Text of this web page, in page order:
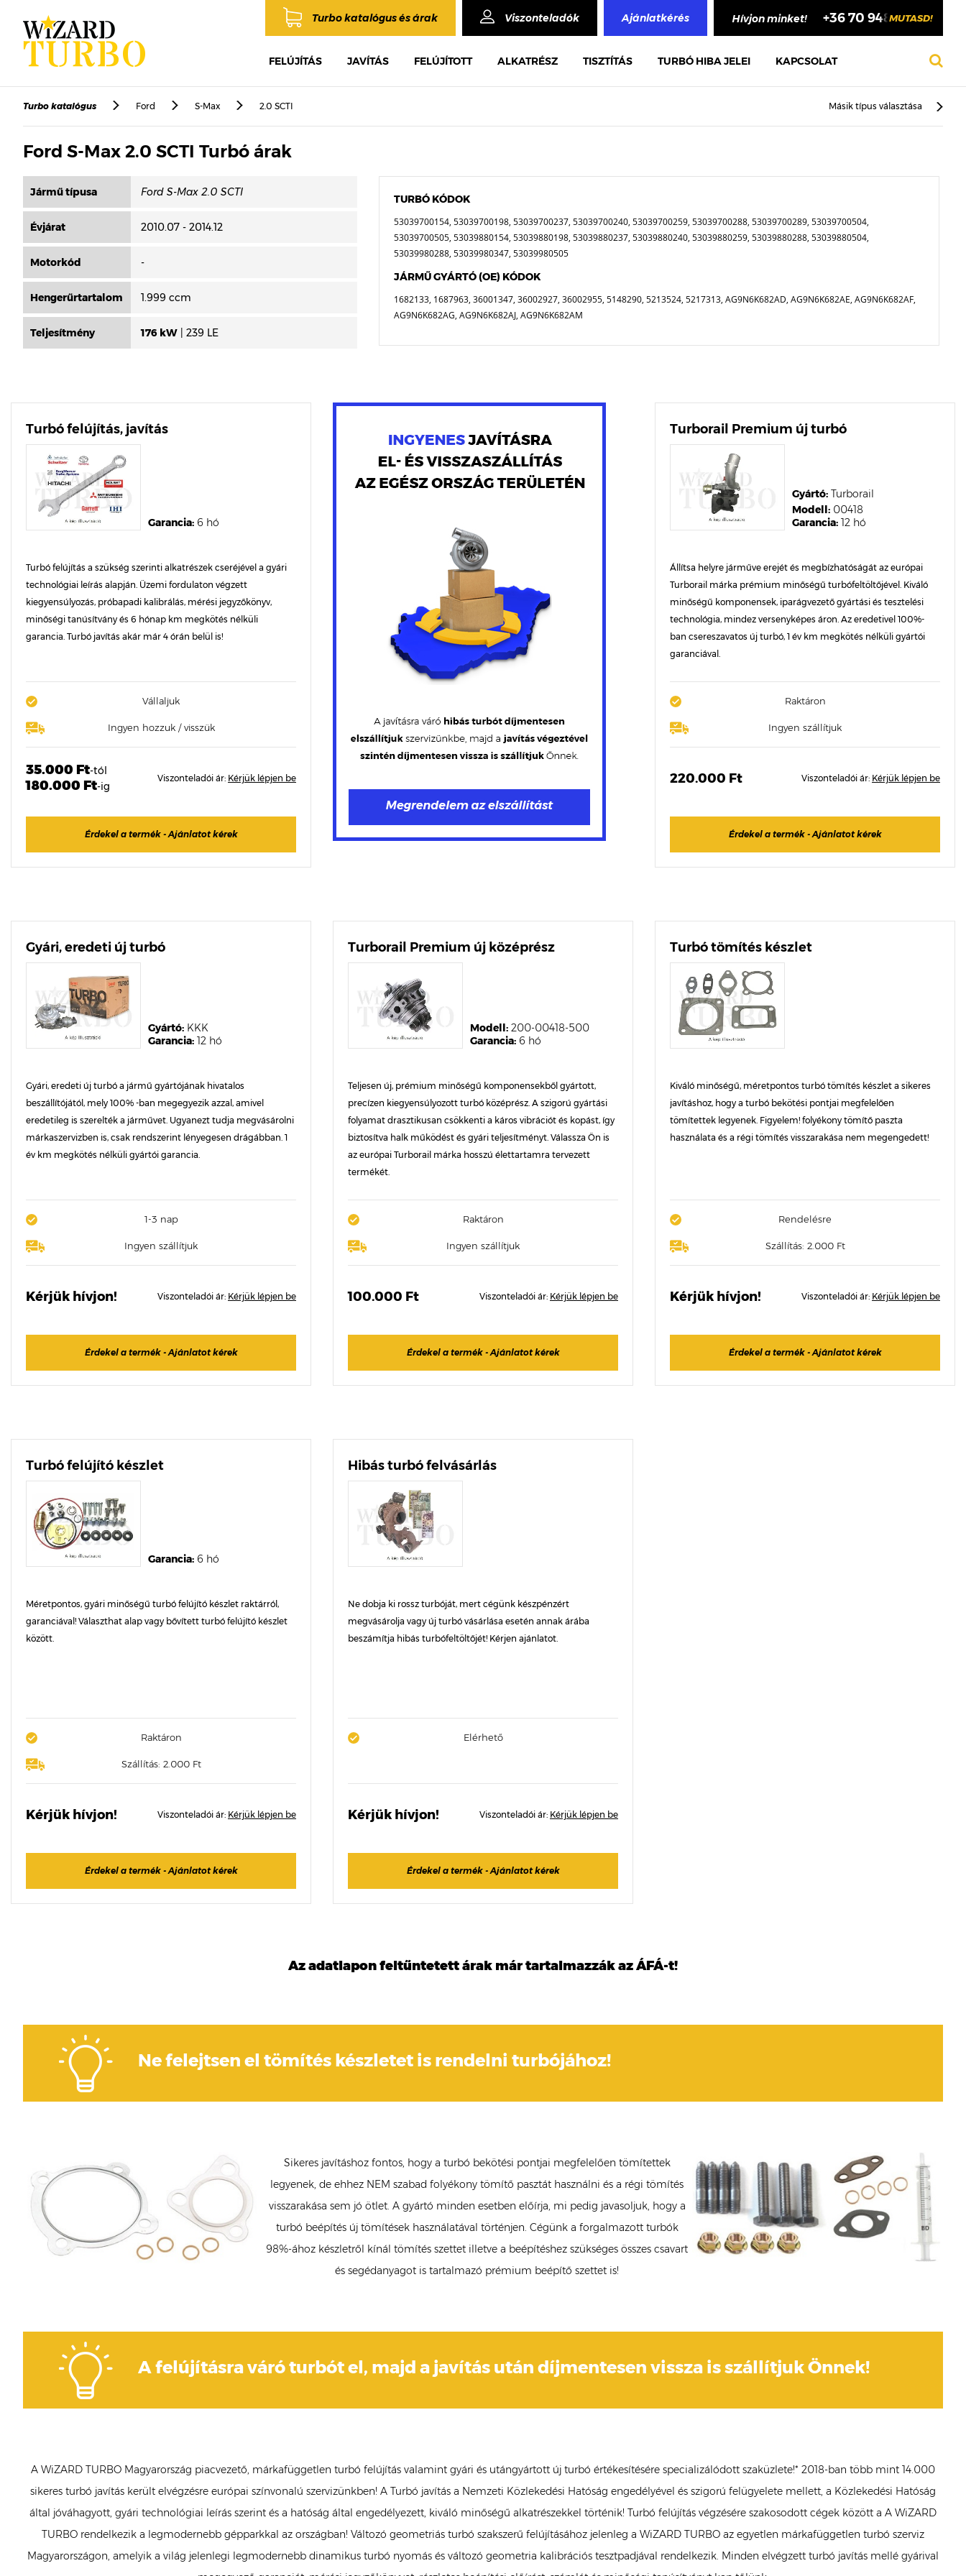
Turbo katalógus és árak Viszonteladók Ajánlatkérés Hívjon minket! +36 70 948 4748
MUTASD!
FELÚJÍTÁS JAVÍTÁS FELÚJÍTOTT ALKATRÉSZ TISZTÍTÁS TURBÓ HIBA JELEI KAPCSOLAT
Turbo katalógus Ford S-Max 2.0 SCTI Másik típus választása
Ford S-Max 2.0 SCTI Turbó árak
Jármű típusa
Évjárat 2010.07 - 2014.12
Motorkód -
Hengerűrtartalom 1.999 ccm
Teljesítmény 176 kW | 239 LE
TURBÓ KÓDOK
53039700154, 53039700198, 53039700237, 53039700240, 53039700259, 53039700288, 53039700289, 53039700504,
53039700505, 53039880154, 53039880198, 53039880237, 53039880240, 53039880259, 53039880288, 53039880504,
53039980288, 53039980347, 53039980505
JÁRMŰ GYÁRTÓ (OE) KÓDOK
1682133, 1687963, 36001347, 36002927, 36002955, 5148290, 5213524, 5217313, AG9N6K682AD, AG9N6K682AE, AG9N6K682AF,
AG9N6K682AG, AG9N6K682AJ, AG9N6K682AM
Turbó felújítás, javítás
Garancia: 6 hó
Turbó felújítás a szükség szerinti alkatrészek cseréjével a gyári
technológiai leírás alapján. Üzemi fordulaton végzett
kiegyensúlyozás, próbapadi kalibrálás, mérési jegyzőkönyv,
minőségi tanúsítvány és 6 hónap km megkötés nélküli
garancia. Turbó javítás akár már 4 órán belül is!
Vállaljuk
Ingyen hozzuk / visszük
35.000 Ft-tól
180.000 Ft-ig
Viszonteladói ár: Kérjük lépjen be
Érdekel a termék - Ajánlatot kérek
Turborail Premium új turbó
Garancia: 12 hó
Modell: 00418
Gyártó: Turborail
Állítsa helyre járműve erejét és megbízhatóságát az európai
Turborail márka prémium minőségű turbófeltöltőjével. Kiváló
minőségű komponensek, iparágvezető gyártási és tesztelési
technológia, mindez versenyképes áron. Az eredetivel 100%-
ban csereszavatos új turbó, 1 év km megkötés nélküli gyártói
garanciával.
Raktáron
Ingyen szállítjuk
220.000 Ft Viszonteladói ár: Kérjük lépjen be
Érdekel a termék - Ajánlatot kérek
Gyári, eredeti új turbó
Garancia: 12 hó
Gyártó: KKK
Gyári, eredeti új turbó a jármű gyártójának hivatalos
beszállítójától, mely 100% -ban megegyezik azzal, amivel
eredetileg is szerelték a járművet. Ugyanezt tudja megvásárolni
márkaszervizben is, csak rendszerint lényegesen drágábban. 1
év km megkötés nélküli gyártói garancia.
1-3 nap
Ingyen szállítjuk
Kérjük hívjon! Viszonteladói ár: Kérjük lépjen be
Érdekel a termék - Ajánlatot kérek
Turborail Premium új középrész
Garancia: 6 hó
Modell: 200-00418-500
Teljesen új, prémium minőségű komponensekből gyártott,
precízen kiegyensúlyozott turbó középrész. A szigorú gyártási
folyamat drasztikusan csökkenti a káros vibrációt és kopást, így
biztosítva halk működést és gyári teljesítményt. Válassza Ön is
az európai Turborail márka hosszú élettartamra tervezett
termékét.
Raktáron
Ingyen szállítjuk
100.000 Ft Viszonteladói ár: Kérjük lépjen be
Érdekel a termék - Ajánlatot kérek
Turbó tömítés készlet
Kiváló minőségű, méretpontos turbó tömítés készlet a sikeres
javításhoz, hogy a turbó bekötési pontjai megfelelően
tömítettek legyenek. Figyelem! folyékony tömítő paszta
használata és a régi tömítés visszarakása nem megengedett!
Rendelésre
Szállítás: 2.000 Ft
Kérjük hívjon! Viszonteladói ár: Kérjük lépjen be
Érdekel a termék - Ajánlatot kérek
Turbó felújító készlet
Garancia: 6 hó
Méretpontos, gyári minőségű turbó felújító készlet raktárról,
garanciával! Választhat alap vagy bővített turbó felújító készlet
között.
Raktáron
Szállítás: 2.000 Ft
Kérjük hívjon! Viszonteladói ár: Kérjük lépjen be
Érdekel a termék - Ajánlatot kérek
Hibás turbó felvásárlás
Ne dobja ki rossz turbóját, mert cégünk készpénzért
megvásárolja vagy új turbó vásárlása esetén annak árába
beszámítja hibás turbófeltöltőjét! Kérjen ajánlatot.
Elérhető
Kérjük hívjon! Viszonteladói ár: Kérjük lépjen be
Érdekel a termék - Ajánlatot kérek
Az adatlapon feltűntetett árak már tartalmazzák az ÁFÁ-t!
Ne felejtsen el tömítés készletet is rendelni turbójához!
Sikeres javításhoz fontos, hogy a turbó bekötési pontjai megfelelően tömítettek
legyenek, de ehhez NEM szabad folyékony tömítő pasztát használni és a régi tömítés
visszarakása sem jó ötlet. A gyártó minden esetben előírja, mi pedig javasoljuk, hogy a
turbó beépítés új tömítések használatával történjen. Cégünk a forgalmazott turbók
98%-ához készletről kínál tömítés szettet illetve a beépítéshez szükséges összes csavart
és segédanyagot is tartalmazó prémium beépítő szettet is!
A felújításra váró turbót el, majd a javítás után díjmentesen vissza is szállítjuk Önnek!
A WiZARD TURBO Magyarország piacvezető, márkafüggetlen turbó felújítás valamint gyári és utángyártott új turbó értékesítésére specializálódott szaküzlete!* 2018-ban több mint 14.000
sikeres turbó javítás került elvégzésre európai színvonalú szervizünkben! A Turbó javítás a Nemzeti Közlekedési Hatóság engedélyével és szigorú felügyelete mellett, a Közlekedési Hatóság
által jóváhagyott, gyári technológiai leírás szerint és a hatóság által engedélyezett, kiváló minőségű alkatrészekkel történik! Turbó felújítás végzésére szakosodott cégek között a A WiZARD
TURBO rendelkezik a legmodernebb gépparkkal az országban! Változó geometriás turbó szakszerű felújításához jelenleg a WiZARD TURBO az egyetlen márkafüggetlen turbó szerviz
Magyarországon, amelyik a világ jelenlegi legmodernebb dinamikus turbó nyomás és változó geometria kalibrációs tesztpadjával rendelkezik. Minden elvégzett turbó javítás mellé gyárival